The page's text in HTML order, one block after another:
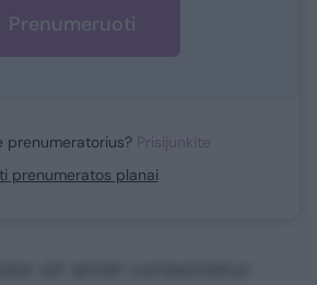
Prenumeruoti
prenumeratorius? Prisijunkite
prenumeratos planai